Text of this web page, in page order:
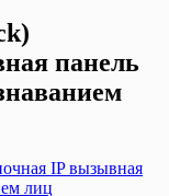
панель